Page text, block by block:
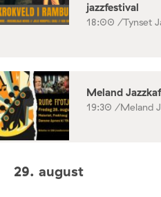
jazzfestival
18:00 /Tynset
Meland
19:30 /Meland
29. august